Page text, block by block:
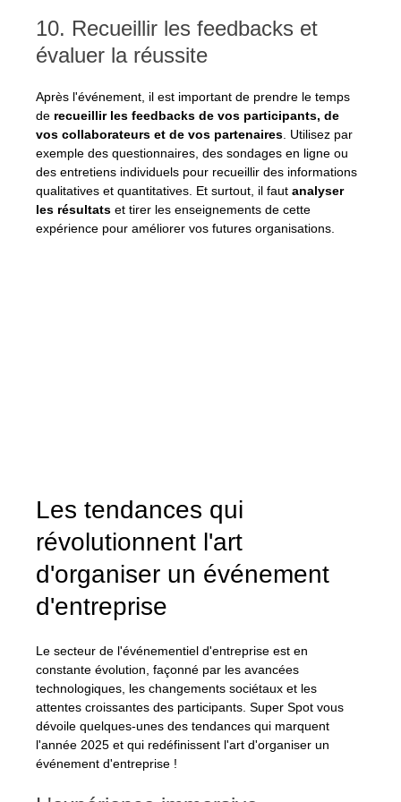
10. Recueillir les feedbacks et
évaluer la réussite
Après l'événement, il est important de prendre le temps
de recueillir les feedbacks de vos participants, de
vos collaborateurs et de vos partenaires . Utilisez par
exemple des questionnaires, des sondages en ligne ou
des entretiens individuels pour recueillir des informations
qualitatives et quantitatives. Et surtout, il faut analyser
les résultats et tirer les enseignements de cette
expérience pour améliorer vos futures organisations.
Les tendances qui
révolutionnent l'art
d'organiser un événement
d'entreprise
Le secteur de l'événementiel d'entreprise est en
constante évolution, façonné par les avancées
technologiques, les changements sociétaux et les
attentes croissantes des participants. Super Spot vous
dévoile quelques-unes des tendances qui marquent
l'année 2025 et qui redéfinissent l'art d'organiser un
événement d'entreprise !